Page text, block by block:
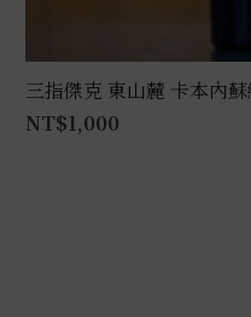
三指傑克 東山麓 卡本內
NT$1,000